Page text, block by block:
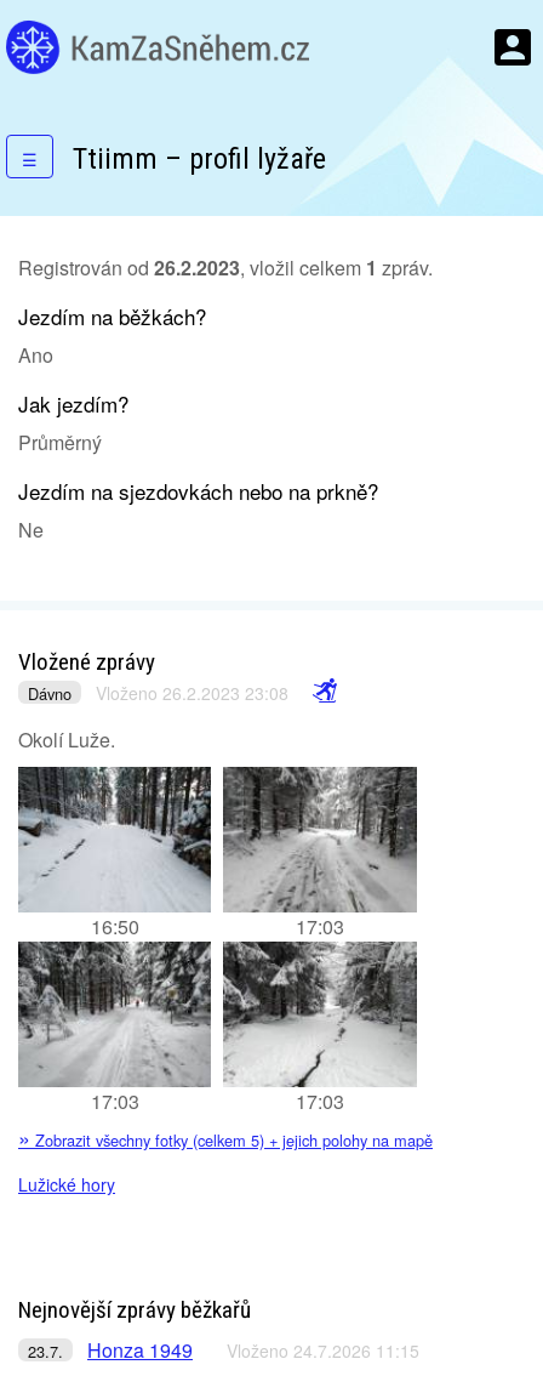
☰ Ttiimm – profil lyžaře
Registrován od 26.2.2023, vložil celkem 1 zpráv.
Jezdím na běžkách?
Ano
Jak jezdím?
Průměrný
Jezdím na sjezdovkách nebo na prkně?
Ne
Vložené zprávy
Dávno Vloženo 26.2.2023 23:08
Okolí Luže.
16:50 17:03
17:03 17:03
» Zobrazit všechny fotky (celkem 5) + jejich polohy na mapě
Lužické hory
Nejnovější zprávy běžkařů
23.7. Honza 1949 Vloženo 24.7.2026 11:15